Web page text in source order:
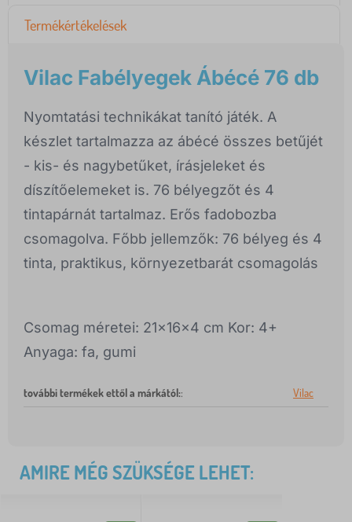
Termékértékelések
Vilac Fabélyegek Ábécé 76 db
Nyomtatási technikákat tanító játék. A
készlet tartalmazza az ábécé összes betűjét
- kis- és nagybetűket, írásjeleket és
díszítőelemeket is. 76 bélyegzőt és 4
tintapárnát tartalmaz. Erős fadobozba
csomagolva. Főbb jellemzők: 76 bélyeg és 4
tinta, praktikus, környezetbarát csomagolás
Csomag méretei: 21x16x4 cm Kor: 4+
Anyaga: fa, gumi
további termékek ettől a márkától:: Vilac
AMIRE MÉG SZÜKSÉGE LEHET: